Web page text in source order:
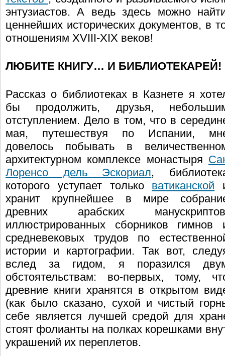
энтузиастов. А ведь здесь можно
ценнейших исторических документов, в
отношениям XVIII-XIX веков!
ЛЮБИТЕ КНИГУ… И БИБЛИОТЕКАРЕЙ!
Рассказ о библиотеках в Казнете я
бы продолжить, друзья,
отступлением. Дело в том, что в
мая, путешествуя по Испании,
довелось побывать в
архитектурном комплексе монастыря
Лоренсо дель Эскориал,
которого уступает только ватиканской
хранит крупнейшее в мире
древних арабских
иллюстрированных сборников гимнов
средневековых трудов по
истории и картографии. Так вот,
вслед за гидом, я поразился
обстоятельствам: во-первых, тому,
древние книги хранятся в открытом
(как было сказано, сухой и чистый
себе является лучшей средой для
стоят фолианты на полках корешками
украшений их переплетов.